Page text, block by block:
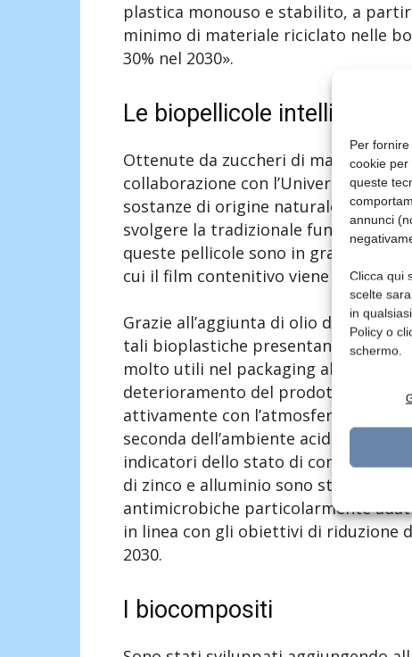
Per
cookie per
queste
annunci
Clicca qui
scelte
in
Policy o
schermo.
plastica monouso e stabilito, a
minimo di materiale riciclato nelle
30% nel 2030».
Le biopellicole intelligenti
Ottenute da zuccheri di mais e
collaborazione con l’Università del
sostanze di origine naturale. «Oltre
svolgere la tradizionale funzione di
queste pellicole sono in grado di
cui il film contenitivo viene in
Grazie all’aggiunta di olio di
tali bioplastiche presentano
molto utili nel packaging alimentare,
deterioramento del prodotto
attivamente con l’atmosfera interna
seconda dell’ambiente acido-base
indicatori dello stato di
di zinco e alluminio sono state
antimicrobiche particolarmente
in linea con gli obiettivi di riduzione
2030.
I biocompositi